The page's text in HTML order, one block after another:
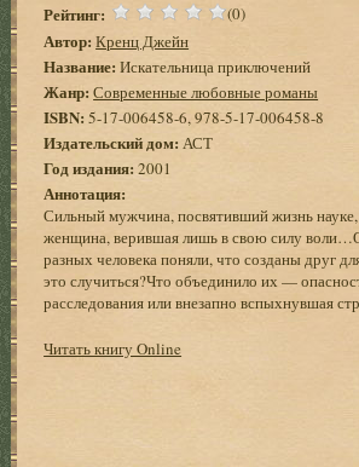
Рейтинг: (0)
Автор: Кренц Джейн
Название: Искательница приключений
Жанр: Современные любовные романы
ISBN:5-17-006458-6, 978-5-17-006458-8
Издательский дом: АСТ
Год издания: 2001
Аннотация:
Сильный мужчина, посвятивший жизнь науке,
женщина, верившая лишь в свою силу
разных человека поняли, что созданы друг
это случиться?Что объединило их —
расследования или внезапно вспыхнувшая
Читать книгу Online